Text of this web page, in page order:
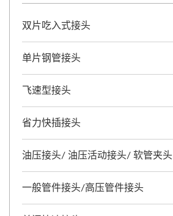
双片吃入式接头
单片钢管接头
飞速型接头
省力快插接头
油压接头/ 油压活动接头/ 软管夹头
一般管件接头/高压管件接头